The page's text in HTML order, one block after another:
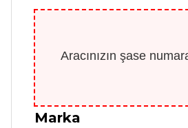
Aracınızın şase
Marka